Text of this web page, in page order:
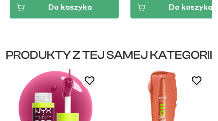
Do koszyka Do koszyka
PRODUKTY Z TEJ SAMEJ KATEGORII